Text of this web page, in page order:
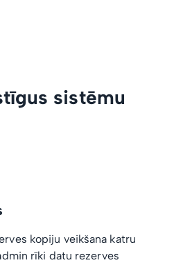
sistēmu
kopiju veikšana katru
rīki datu rezerves